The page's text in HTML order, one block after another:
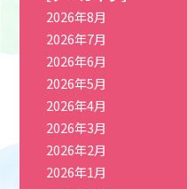
2026年8月
2026年7月
2026年6月
2026年5月
2026年4月
2026年3月
2026年2月
2026年1月